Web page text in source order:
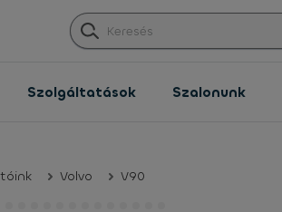
Szolgáltatások Szalonunk
Volvo V90